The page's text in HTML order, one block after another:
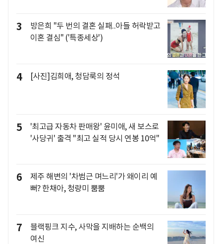
3
방은희 "두 번의 결혼 실패..아들 허락받고
이혼 결심" ('특종세상')
4 [사진]김희애, 청담룩의 정석
5
'최고급 자동차 판매왕' 윤미애, 새 보스로
'사당귀' 출격 "최고 실적 당시 연봉 10억"
6
제주 해변의 '차범근 며느리'가 왜이리 예
뻐? 한채아, 청량미 뿜뿜
7
블랙핑크 지수, 사막을 지배하는 순백의
여신